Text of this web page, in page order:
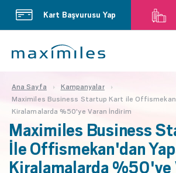
Kart Başvurusu Yap
Ana Sayfa
Kampanyalar
Maximiles Business Startup Kart ile
Kiralamalarda %50'ye Varan İndirim
Maximiles Business
İle Offismekan'dan
Kiralamalarda %50'ye